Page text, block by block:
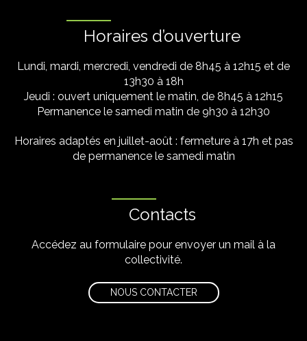
Horaires d’ouverture
Lundi, mardi, mercredi, vendredi de 8h45 à 12h15 et de
13h30 à 18h
Jeudi : ouvert uniquement le matin, de 8h45 à 12h15
Permanence le samedi matin de 9h30 à 12h30
Horaires adaptés en juillet-août : fermeture à 17h et pas
de permanence le samedi matin
Contacts
Accédez au formulaire pour envoyer un mail à la
collectivité.
NOUS CONTACTER